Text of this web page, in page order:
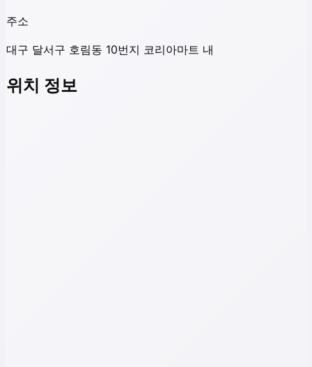
주소
대구 달서구 호림동 10번지 코리아마트 내
위치 정보